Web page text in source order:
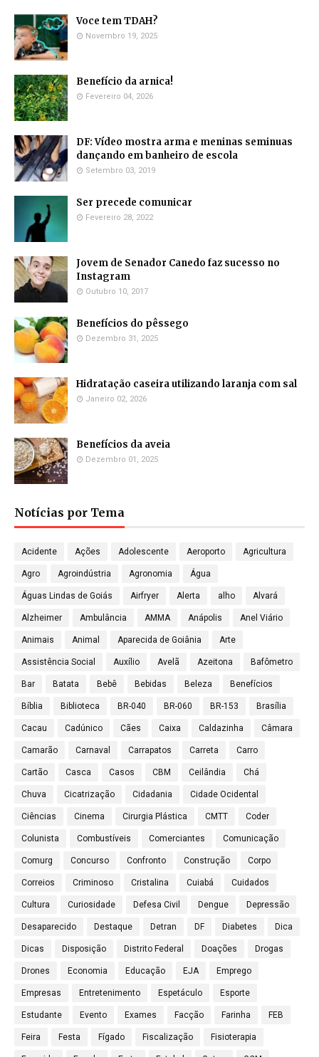
Voce tem TDAH?
Novembro 19, 2025
Benefício da arnica!
Fevereiro 04, 2026
DF: Vídeo mostra arma e meninas seminuas
dançando em banheiro de escola
Setembro 03, 2019
Ser precede comunicar
Fevereiro 28, 2022
Jovem de Senador Canedo faz sucesso no
Instagram
Outubro 10, 2017
Benefícios do pêssego
Dezembro 31, 2025
Hidratação caseira utilizando laranja com sal
Janeiro 02, 2026
Benefícios da aveia
Dezembro 01, 2025
Notícias por Tema
Acidente Ações Adolescente Aeroporto Agricultura
Agro Agroindústria Agronomia Água
Águas Lindas de Goiás Airfryer Alerta alho Alvará
Alzheimer Ambulância AMMA Anápolis Anel Viário
Animais Animal Aparecida de Goiânia Arte
Assistência Social Auxílio Avelã Azeitona Bafômetro
Bar Batata Bebê Bebidas Beleza Benefícios
Bíblia Biblioteca BR-040 BR-060 BR-153 Brasília
Cacau Cadúnico Cães Caixa Caldazinha Câmara
Camarão Carnaval Carrapatos Carreta Carro
Cartão Casca Casos CBM Ceilândia Chá
Chuva Cicatrização Cidadania Cidade Ocidental
Ciências Cinema Cirurgia Plástica CMTT Coder
Colunista Combustíveis Comerciantes Comunicação
Comurg Concurso Confronto Construção Corpo
Correios Criminoso Cristalina Cuiabá Cuidados
Cultura Curiosidade Defesa Civil Dengue Depressão
Desaparecido Destaque Detran DF Diabetes Dica
Dicas Disposição Distrito Federal Doações Drogas
Drones Economia Educação EJA Emprego
Empresas Entretenimento Espetáculo Esporte
Estudante Evento Exames Facção Farinha FEB
Feira Festa Fígado Fiscalização Fisioterapia